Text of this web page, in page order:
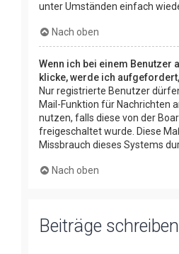
unter Umständen einfach
Nach oben
Wenn ich bei einem Benutzer
klicke, werde ich
Nur registrierte Benutzer
Mail-Funktion für Nachrichten
nutzen, falls diese von der
freigeschaltet wurde. Diese
Missbrauch dieses Systems
Nach oben
Beiträge schreiben